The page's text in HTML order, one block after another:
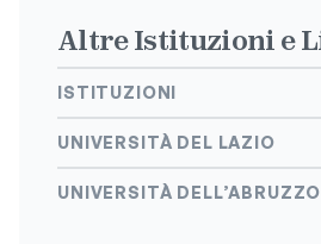
Altre Istituzioni e
ISTITUZIONI
UNIVERSITÀ DEL LAZIO
UNIVERSITÀ DELL’ABRUZZO